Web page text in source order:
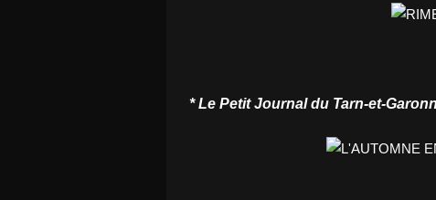
*Le Petit Journaldu Tarn-et-